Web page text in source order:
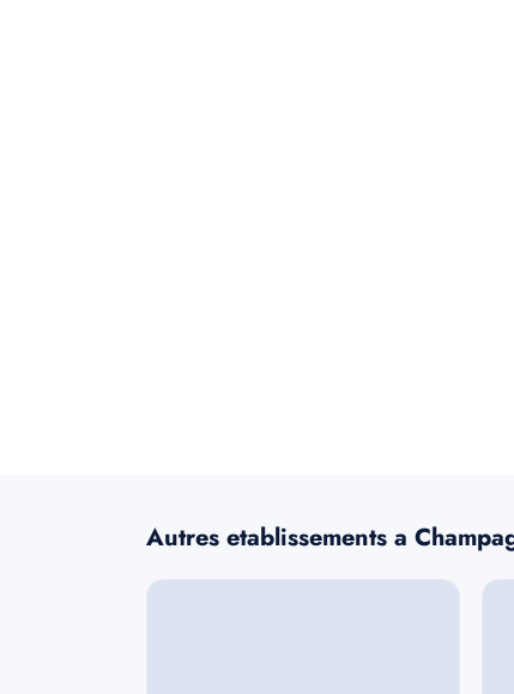
Autres etablissements a